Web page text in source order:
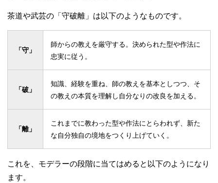
茶道や武芸の「守破離」は以下のようなものです。
「守」
師からの教えを厳守する。決められた型や作法に
忠実に従う。
「破」
知識、経験を重ね、師の教えを基本としつつ、そ
の教えの本質を理解し自分なりの改良を加える。
「離」
これまでに教わった型や作法にとらわれず、新た
な自分独自の境地をつくり上げていく。
これを、モデラーの段階に当てはめると以下のようになり
ます。